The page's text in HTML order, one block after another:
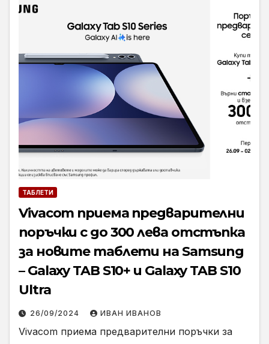
ТАБЛЕТИ
Vivacom приема предварителни
поръчки с до 300 лева отстъпка
за новите таблети на Samsung
– Galaxy TAB S10+ и Galaxy TAB S10
Ultra
26/09/2024 ИВАН ИВАНОВ
Vivacom приема предварителни поръчки за